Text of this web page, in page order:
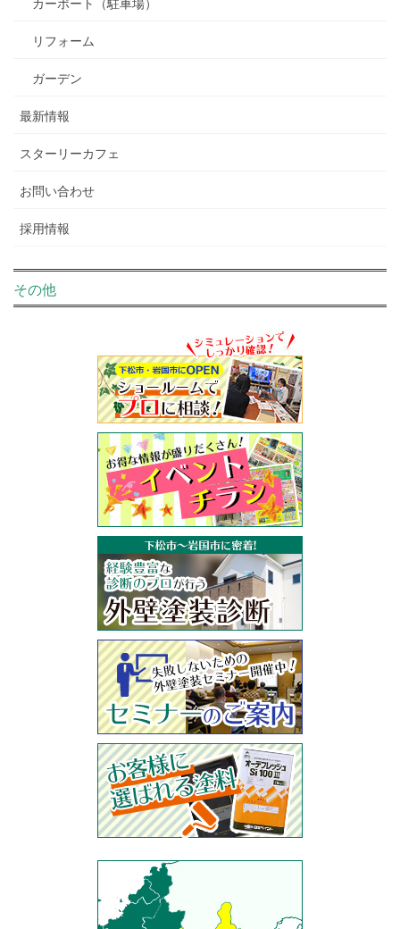
リフォーム
ガーデン
最新情報
スターリーカフェ
お問い合わせ
採用情報
その他